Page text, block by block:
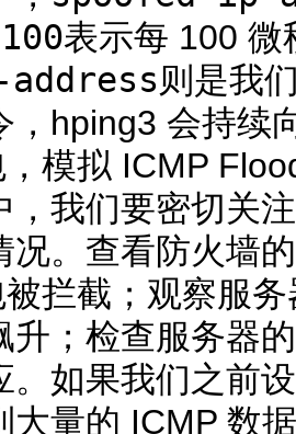
表示每 100 微
则是我
，hping3 会持续
模拟 ICMP
，我们要密切关
况。查看防火墙
拦截；观察服
升；检查服务器
。如果我们之前
大量的 ICMP 数